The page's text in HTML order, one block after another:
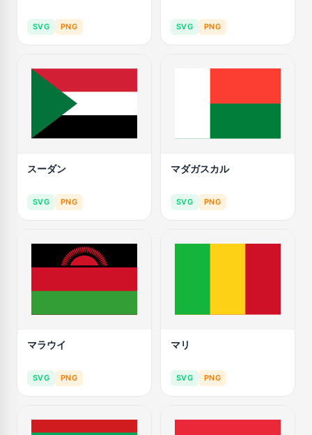
SVG PNG SVG PNG
スーダン
SVG PNG
マダガスカル
SVG PNG
マラウイ
SVG PNG
マリ
SVG PNG